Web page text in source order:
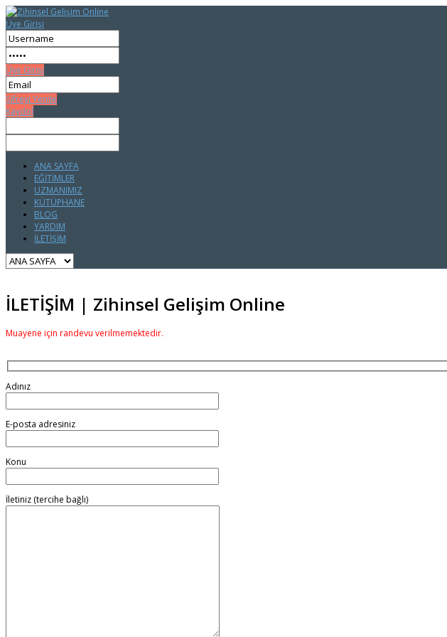
Üye Girişi
Üye Girişi
Şifreyi Yenile
Kaydol
ANA SAYFA
EĞİTİMLER
UZMANIMIZ
KÜTÜPHANE
BLOG
YARDIM
İLETİŞİM
İLETİŞİM | Zihinsel Gelişim Online
Muayene için randevu verilmemektedir.
Adınız
E-posta adresiniz
Konu
İletiniz (tercihe bağlı)